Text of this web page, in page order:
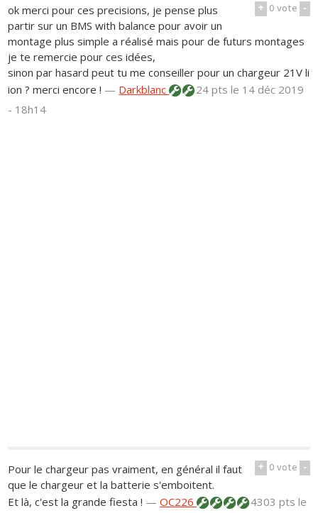
+ 0vote -
ok merci pour ces precisions, je pense plus
partir sur un BMS with balance pour avoir un
montage plus simple a réalisé mais pour de futurs montages
je te remercie pour ces idées,
sinon par hasard peut tu me conseiller pour un chargeur 21V li
ion ? merci encore ! — Darkblanc 24 ptsle 14 déc 2019
- 18h14
+ 0vote -
Pour le chargeur pas vraiment, en général il faut
que le chargeur et la batterie s'emboitent.
Et là, c'est la grande fiesta ! —OC226 4303 ptsle